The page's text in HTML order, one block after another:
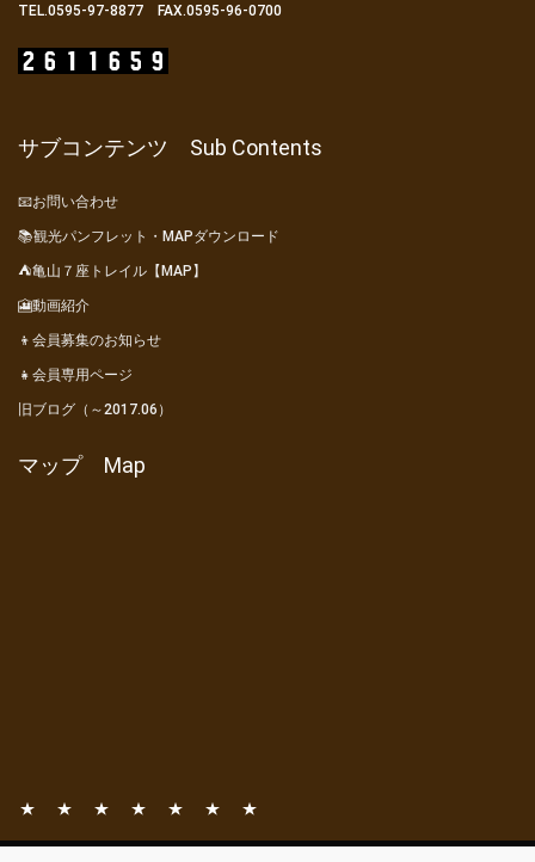
TEL.0595-97-8877 FAX.0595-96-0700
サブコンテンツ Sub Contents
📧お問い合わせ
📚観光パンフレット・MAPダウンロード
⛺亀山７座トレイル【MAP】
🎦動画紹介
👦会員募集のお知らせ
👧会員専用ページ
旧ブログ（～2017.06）
マップ Map
📧
📚
⛺
🎦
👦
👧
旧